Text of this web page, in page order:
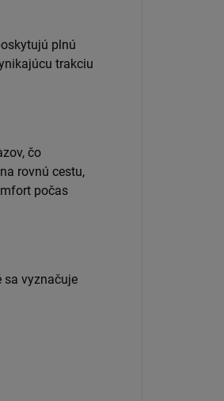
plnú
trakciu
čo
rovnú cestu,
počas
sa vyznačuje